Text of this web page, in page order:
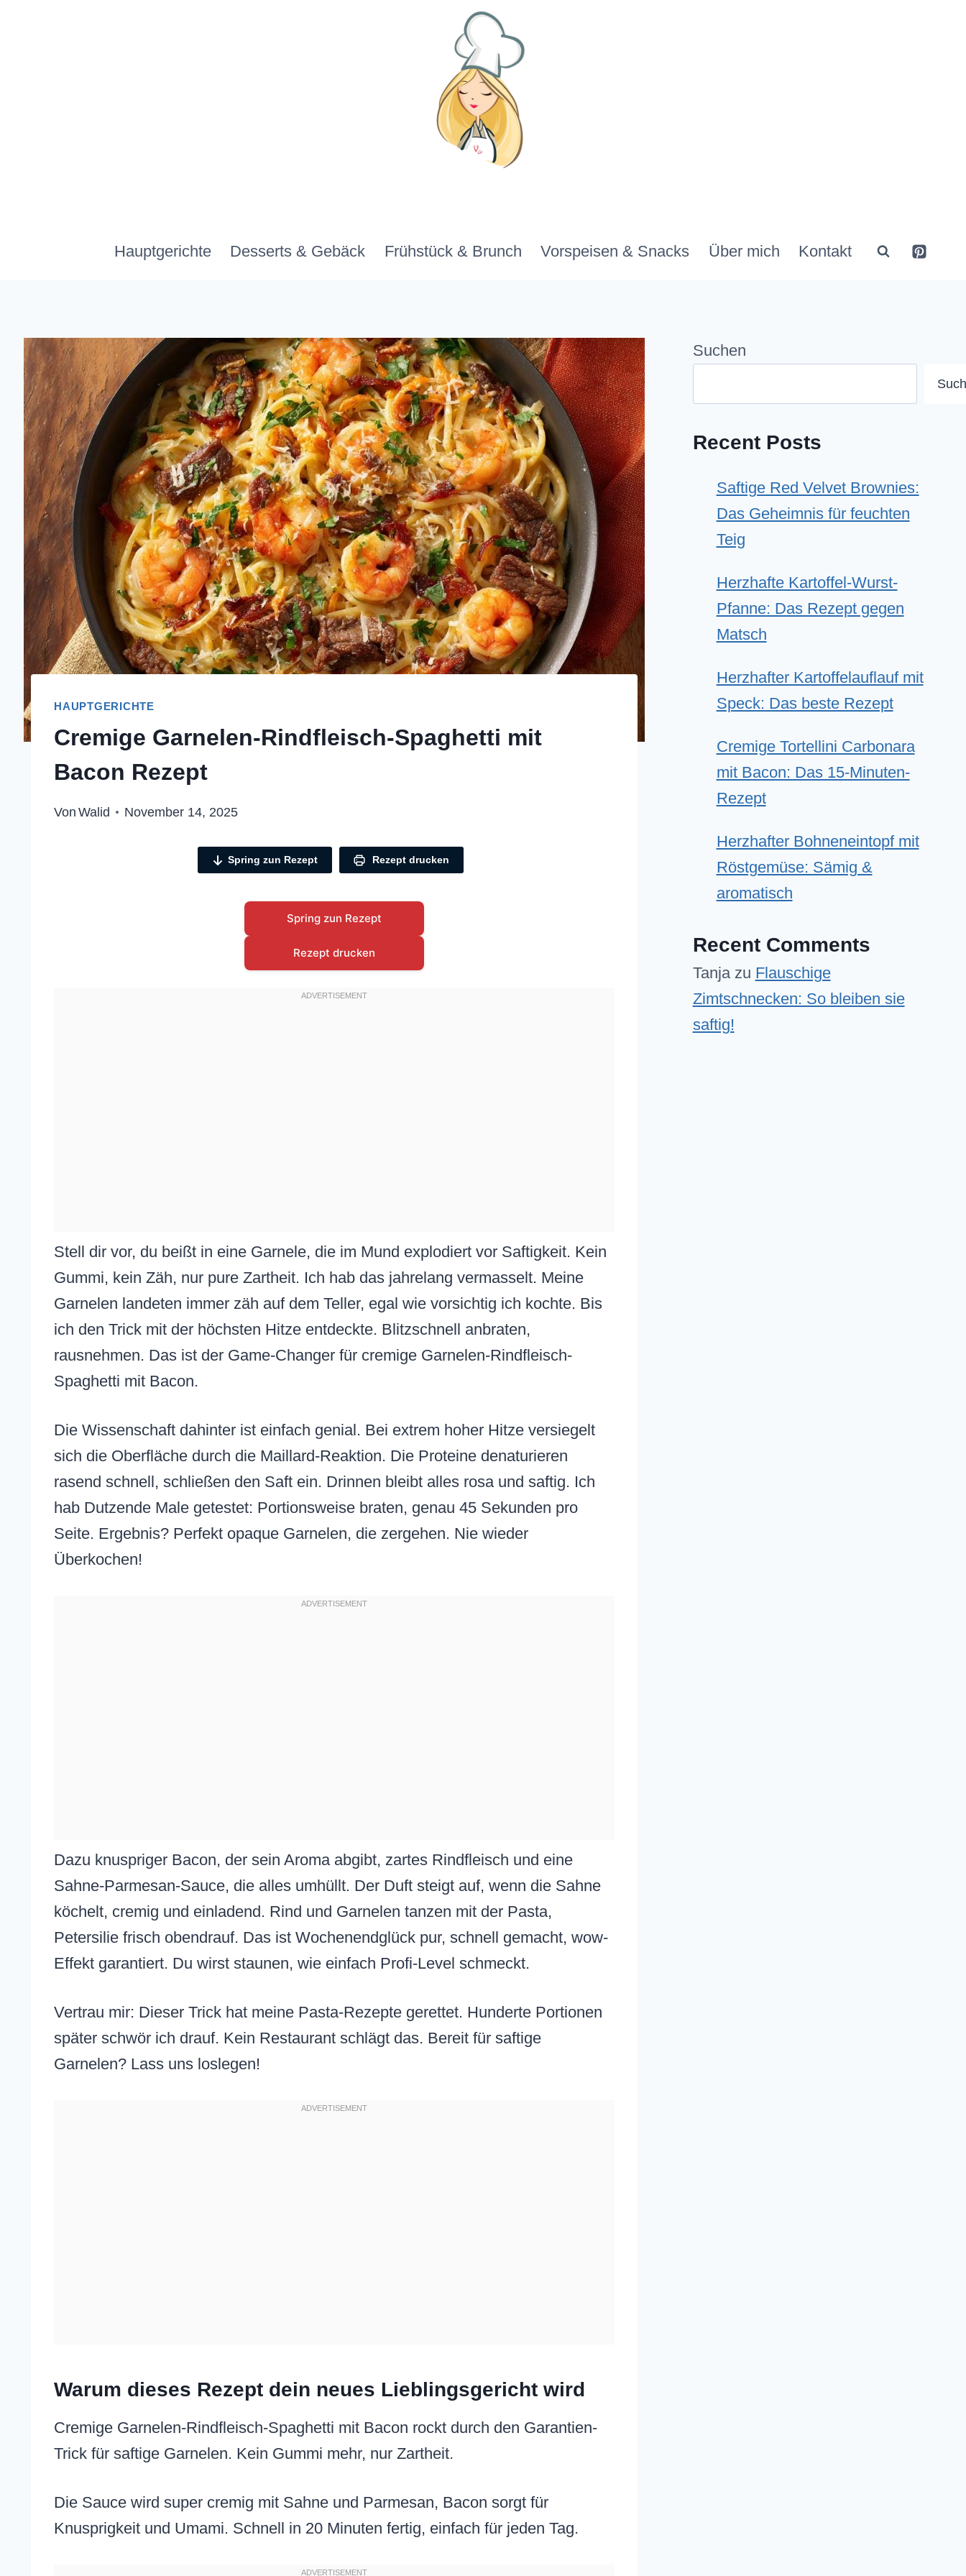
Hauptgerichte Desserts & Gebäck Frühstück & Brunch Vorspeisen & Snacks Über mich Kontakt
HAUPTGERICHTE
Cremige Garnelen-Rindfleisch-Spaghetti mit
Bacon Rezept
Von Walid November 14, 2025
Spring zun Rezept Rezept drucken
Spring zun Rezept
Rezept drucken
Stell dir vor, du beißt in eine Garnele, die im Mund explodiert vor Saftigkeit. Kein
Gummi, kein Zäh, nur pure Zartheit. Ich hab das jahrelang vermasselt. Meine
Garnelen landeten immer zäh auf dem Teller, egal wie vorsichtig ich kochte. Bis
ich den Trick mit der höchsten Hitze entdeckte. Blitzschnell anbraten,
rausnehmen. Das ist der Game-Changer für cremige Garnelen-Rindfleisch-
Spaghetti mit Bacon.
Die Wissenschaft dahinter ist einfach genial. Bei extrem hoher Hitze versiegelt
sich die Oberfläche durch die Maillard-Reaktion. Die Proteine denaturieren
rasend schnell, schließen den Saft ein. Drinnen bleibt alles rosa und saftig. Ich
hab Dutzende Male getestet: Portionsweise braten, genau 45 Sekunden pro
Seite. Ergebnis? Perfekt opaque Garnelen, die zergehen. Nie wieder
Überkochen!
Dazu knuspriger Bacon, der sein Aroma abgibt, zartes Rindfleisch und eine
Sahne-Parmesan-Sauce, die alles umhüllt. Der Duft steigt auf, wenn die Sahne
köchelt, cremig und einladend. Rind und Garnelen tanzen mit der Pasta,
Petersilie frisch obendrauf. Das ist Wochenendglück pur, schnell gemacht, wow-
Effekt garantiert. Du wirst staunen, wie einfach Profi-Level schmeckt.
Vertrau mir: Dieser Trick hat meine Pasta-Rezepte gerettet. Hunderte Portionen
später schwör ich drauf. Kein Restaurant schlägt das. Bereit für saftige
Garnelen? Lass uns loslegen!
Warum dieses Rezept dein neues Lieblingsgericht wird
Cremige Garnelen-Rindfleisch-Spaghetti mit Bacon rockt durch den Garantien-
Trick für saftige Garnelen. Kein Gummi mehr, nur Zartheit.
Die Sauce wird super cremig mit Sahne und Parmesan, Bacon sorgt für
Knusprigkeit und Umami. Schnell in 20 Minuten fertig, einfach für jeden Tag.
Suchen
Recent Posts
Saftige Red Velvet Brownies:
Das Geheimnis für feuchten
Teig
Herzhafte Kartoffel-Wurst-
Pfanne: Das Rezept gegen
Matsch
Herzhafter Kartoffelauflauf mit
Speck: Das beste Rezept
Cremige Tortellini Carbonara
mit Bacon: Das 15-Minuten-
Rezept
Herzhafter Bohneneintopf mit
Röstgemüse: Sämig &
aromatisch
Recent Comments
Tanjazu Flauschige
Zimtschnecken: So bleiben sie
saftig!